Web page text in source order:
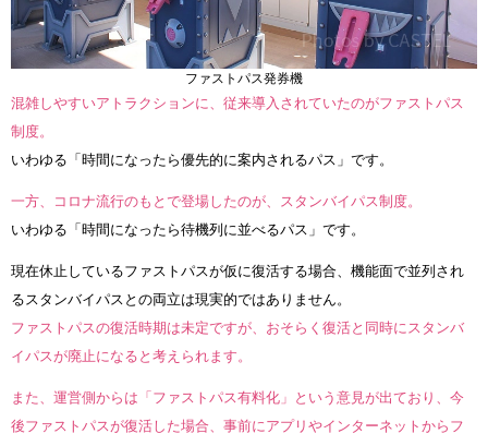
ファストパス発券機
混雑しやすいアトラクションに、従来導入されていたのがファストパス
制度。
いわゆる「時間になったら優先的に案内されるパス」です。
一方、コロナ流行のもとで登場したのが、スタンバイパス制度。
いわゆる「時間になったら待機列に並べるパス」です。
現在休止しているファストパスが仮に復活する場合、機能面で並列され
るスタンバイパスとの両立は現実的ではありません。
ファストパスの復活時期は未定ですが、おそらく復活と同時にスタンバ
イパスが廃止になると考えられます。
また、運営側からは「ファストパス有料化」という意見が出ており、今
後ファストパスが復活した場合、事前にアプリやインターネットからフ